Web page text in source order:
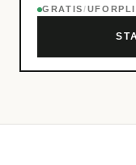
GRATIS/